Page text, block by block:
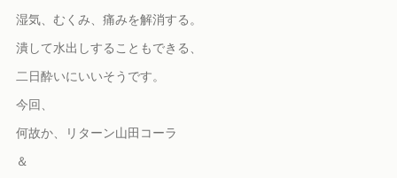
湿気、むくみ、痛みを解消する。
潰して水出しすることもできる、
二日酔いにいいそうです。
今回、
何故か、リターン山田コーラ
＆